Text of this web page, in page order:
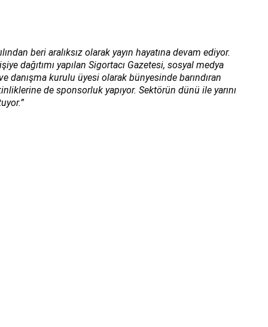
beri aralıksız olarak yayın hayatına devam ediyor.
dağıtımı yapılan Sigortacı Gazetesi, sosyal medya
danışma kurulu üyesi olarak bünyesinde barındıran
de sponsorluk yapıyor. Sektörün dünü ile yarını